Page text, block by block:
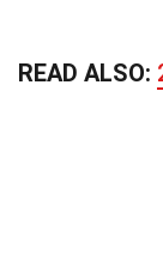
READ ALSO: